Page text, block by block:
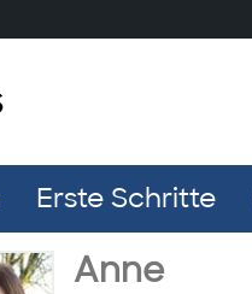
Erste Schritte
Anne